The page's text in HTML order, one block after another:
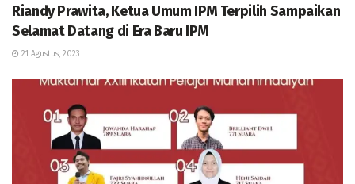
Riandy Prawita, Ketua Umum IPM Terpilih Sampaikan
Selamat Datang di Era Baru IPM
21 Agustus, 2023